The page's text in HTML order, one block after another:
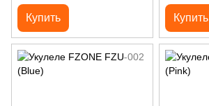
Купить Купить